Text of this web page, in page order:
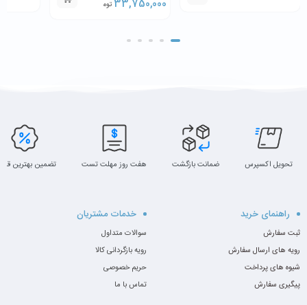
33,750,000 تومان
تحویل اکسپرس ضمانت بازگشت هفت روز مهلت تست تضمین بهترین
راهنمای خرید
ثبت سفارش
رویه های ارسال سفارش
شیوه های پرداخت
پیگیری سفارش
خدمات مشتریان
سوالات متداول
رویه بازگردانی کالا
حریم خصوصی
تماس با ما